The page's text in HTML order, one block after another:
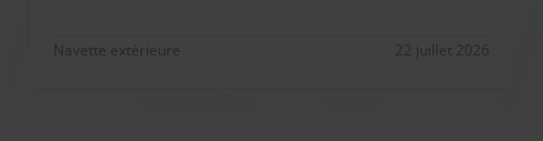
Navette extérieure 22 juillet 2026